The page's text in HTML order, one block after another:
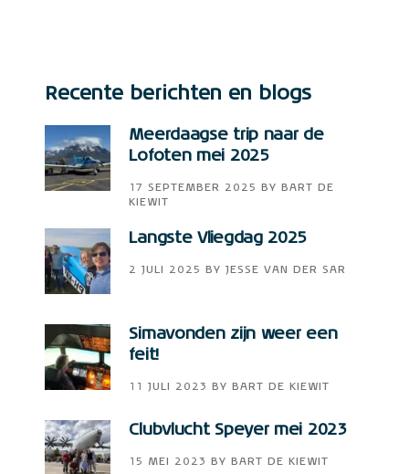
Recente berichten en blogs
Meerdaagse trip naar de
Lofoten mei 2025
17 SEPTEMBER 2025 BY
BART DE
KIEWIT
Langste Vliegdag 2025
2 JULI 2025 BY JESSE VAN DER SAR
Simavonden zijn weer een
feit!
11 JULI 2023 BY BART DE KIEWIT
Clubvlucht Speyer mei 2023
15 MEI 2023 BY BART DE KIEWIT